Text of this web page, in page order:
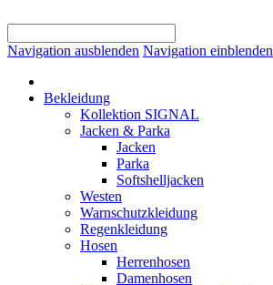
Navigation ausblenden Navigation einblenden
Bekleidung
Kollektion SIGNAL
Jacken & Parka
Jacken
Parka
Softshelljacken
Westen
Warnschutzkleidung
Regenkleidung
Hosen
Herrenhosen
Damenhosen